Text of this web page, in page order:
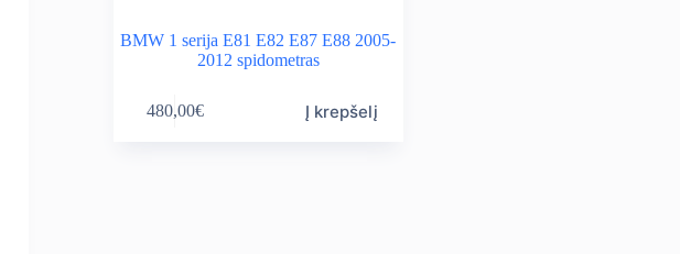
BMW 1 serija E81 E82 E87 E88 2005-
2012 spidometras
480,00€ Į krepšelį